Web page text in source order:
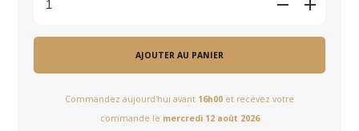
AJOUTER AU PANIER
Commandez aujourd'hui avant 16h00 et recevez votre
commande le mercredi 12 août 2026